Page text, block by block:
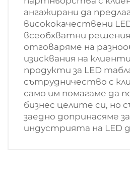
ангажирани да
висококачествени
всеобхватни
отговаряме на
изисквания на
продукти за LED
сътрудничество с
само им помагаме да
бизнес целите си, но
заедно допринасяме
индустрията на LED